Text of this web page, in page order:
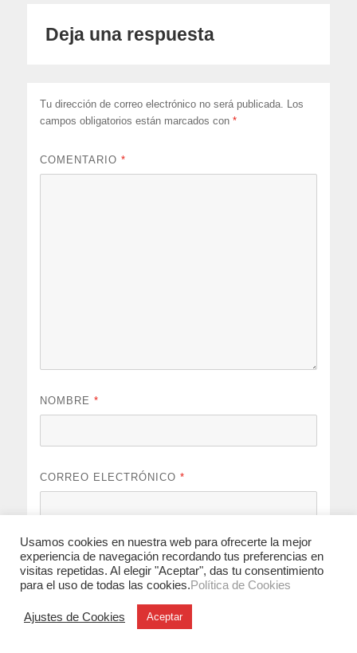
Deja una respuesta
Tu dirección de correo electrónico no será publicada. Los
campos obligatorios están marcados con*
COMENTARIO*
NOMBRE*
CORREO ELECTRÓNICO*
WEB
Guarda mi nombre, correo electrónico y web en este
Usamos cookies en nuestra web para ofrecerte la mejor
experiencia de navegación recordando tus preferencias en
visitas repetidas. Al elegir "Aceptar", das tu consentimiento
para el uso de todas las cookies.Política de Cookies
Ajustes de Cookies Aceptar